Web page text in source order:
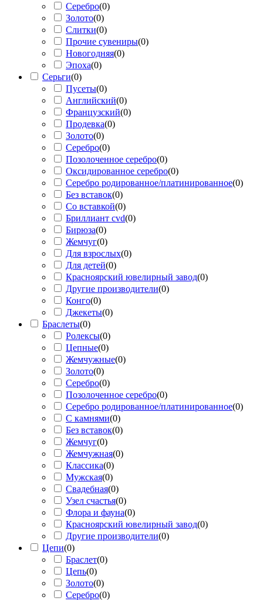
Серебро(0)
Золото(0)
Слитки(0)
Прочие сувениры(0)
Новогодняя(0)
Эпоха(0)
Серьги(0)
Пусеты(0)
Английский(0)
Французский(0)
Продевка(0)
Золото(0)
Серебро(0)
Позолоченное серебро(0)
Оксидированное серебро(0)
Серебро родированное/платинированное(0)
Без вставок(0)
Со вставкой(0)
Бриллиант cvd(0)
Бирюза(0)
Жемчуг(0)
Для взрослых(0)
Для детей(0)
Красноярский ювелирный завод(0)
Другие производители(0)
Конго(0)
Джекеты(0)
Браслеты(0)
Ролексы(0)
Цепные(0)
Жемчужные(0)
Золото(0)
Серебро(0)
Позолоченное серебро(0)
Серебро родированное/платинированное(0)
С камнями(0)
Без вставок(0)
Жемчуг(0)
Жемчужная(0)
Классика(0)
Мужская(0)
Свадебная(0)
Узел счастья(0)
Флора и фауна(0)
Красноярский ювелирный завод(0)
Другие производители(0)
Цепи(0)
Браслет(0)
Цепь(0)
Золото(0)
Серебро(0)